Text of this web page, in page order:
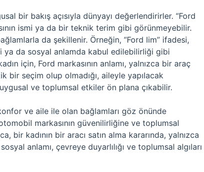
bir bakış açısıyla dünyayı değerlendirirler. “Ford
ismi ya da bir teknik terim gibi görünmeyebilir.
da şekillenir. Örneğin, “Ford lim” ifadesi,
ya da sosyal anlamda kabul edilebilirliği gibi
için, Ford markasının anlamı, yalnızca bir araç
bir seçim olup olmadığı, aileyle yapılacak
ve toplumsal etkiler ön plana çıkabilir.
ve aile ile olan bağlamları göz önünde
markasının güvenilirliğine ve toplumsal
bir kadının bir aracı satın alma kararında, yalnızca
anlamı, çevreye duyarlılığı ve toplumsal algıları